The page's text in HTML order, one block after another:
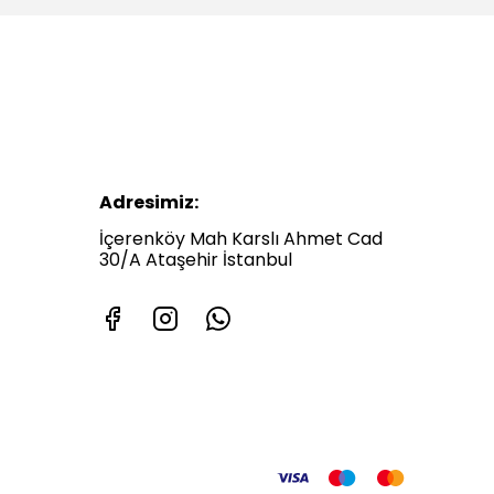
Adresimiz:
İçerenköy Mah Karslı Ahmet Cad
30/A Ataşehir İstanbul